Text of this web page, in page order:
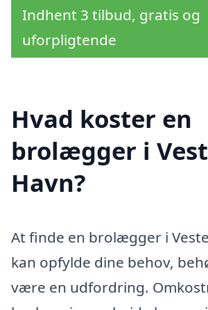
Indhent 3 tilbud, gratis og
uforpligtende
Hvad koster en
brolægger i
Havn?
At finde en brolægger i
kan opfylde dine behov,
være en udfordring.